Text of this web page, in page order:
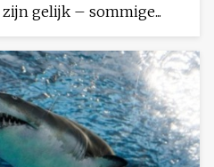
gelijk – sommige...